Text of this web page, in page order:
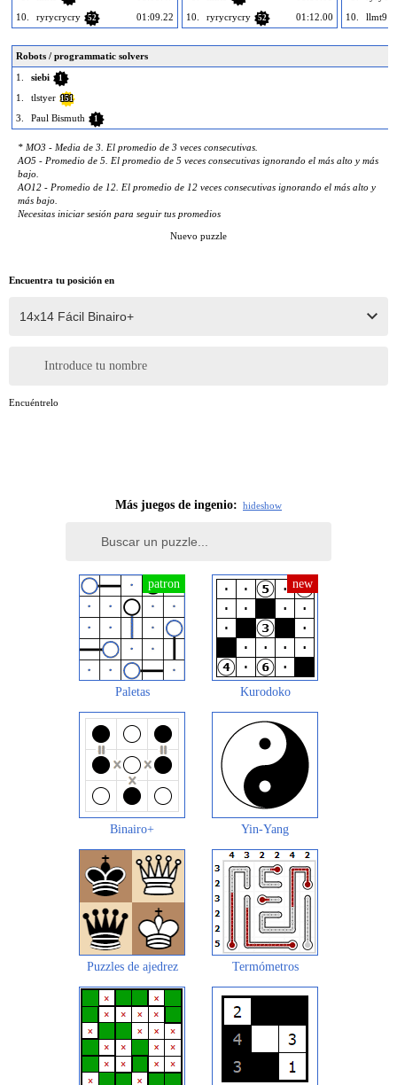
10.
ryrycrycry 52 01:09.22
10.
ryrycrycry 52 01:12.00
10.
llmt9
Robots / programmatic solvers
1.
siebi 1
1. tlstyer 151
3. Paul Bismuth 1
* MO3 - Media de 3. El promedio de 3 veces consecutivas.
AO5 - Promedio de 5. El promedio de 5 veces consecutivas ignorando el más alto y más
bajo.
AO12 - Promedio de 12. El promedio de 12 veces consecutivas ignorando el más alto y
más bajo.
Necesitas iniciar sesión para seguir tus promedios
Nuevo puzzle
Encuentra tu posición en
Introduce tu nombre
Encuéntrelo
Más juegos de ingenio: hideshow
Paletas Kurodoko
Binairo+ Yin-Yang
Puzzles de ajedrez Termómetros